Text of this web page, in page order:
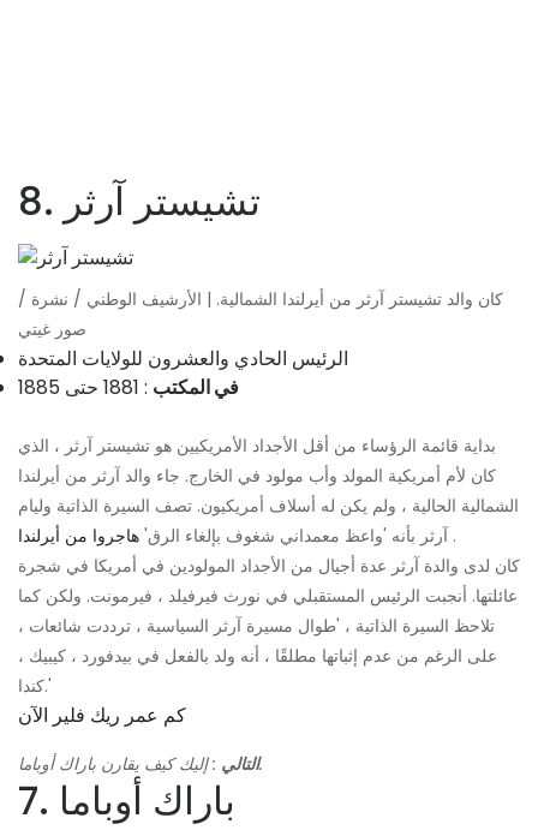
8. تشيستر آرثر
كان والد تشيستر آرثر من أيرلندا الشمالية. | الأرشيف الوطني / نشرة /
صور غيتي
الرئيس الحادي والعشرون للولايات المتحدة
في المكتب : 1881 حتى 1885
بداية قائمة الرؤساء من أقل الأجداد الأمريكيين هو تشيستر آرثر ، الذي
كان لأم أمريكية المولد وأب مولود في الخارج. جاء والد آرثر من أيرلندا
الشمالية الحالية ، ولم يكن له أسلاف أمريكيون. تصف السيرة الذاتية وليام
آرثر بأنه 'واعظ معمداني شغوف بإلغاء الرق' هاجروا من أيرلندا
.
كان لدى والدة آرثر عدة أجيال من الأجداد المولودين في أمريكا في شجرة
عائلتها. أنجبت الرئيس المستقبلي في نورث فيرفيلد ، فيرمونت. ولكن كما
تلاحظ السيرة الذاتية ، 'طوال مسيرة آرثر السياسية ، ترددت شائعات ،
على الرغم من عدم إثباتها مطلقًا ، أنه ولد بالفعل في بيدفورد ، كيبيك ،
كندا.'
كم عمر ريك فلير الآن
التالي: إليك كيف يقارن باراك أوباما.
7. باراك أوباما